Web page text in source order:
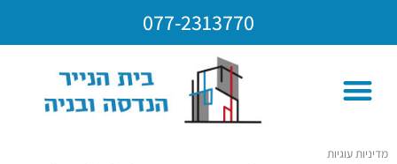
077-2313770
מדיניות עוגיות